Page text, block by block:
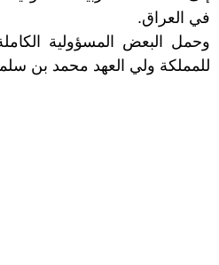
في العراق.
وحمل البعض المسؤولية
للمملكة ولي العهد محمد بن